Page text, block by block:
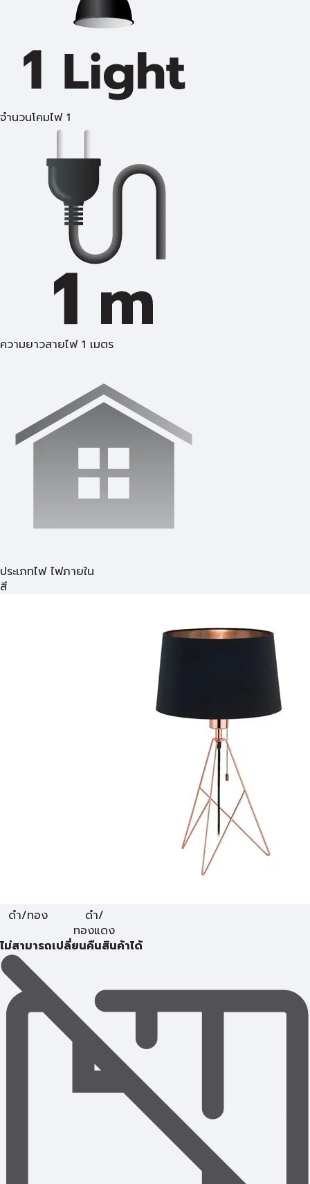
จำนวนโคมไฟ 1
ความยาวสายไฟ 1 เมตร
ประเภทไฟ ไฟภายใน
สี
ดำ/ทอง
ดำ/
ทองแดง
ไม่สามารถเปลี่ยนคืนสินค้าได้